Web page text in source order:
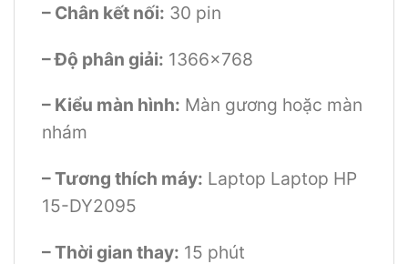
– Chân kết nối: 30 pin
– Độ phân giải: 1366×768
– Kiểu màn hình: Màn gương hoặc màn
nhám
– Tương thích máy: Laptop Laptop HP
15-DY2095
– Thời gian thay: 15 phút